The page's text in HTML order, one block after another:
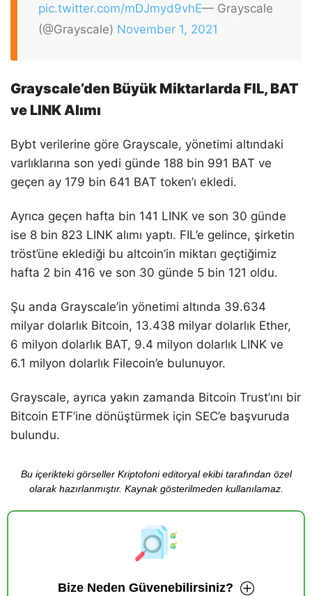
pic.twitter.com/mDJmyd9vhE— Grayscale
(@Grayscale) November 1, 2021
Grayscale’den Büyük Miktarlarda FIL, BAT
ve LINK Alımı
Bybt verilerine göre Grayscale, yönetimi altındaki
varlıklarına son yedi günde 188 bin 991 BAT ve
geçen ay 179 bin 641 BAT token’ı ekledi.
Ayrıca geçen hafta bin 141 LINK ve son 30 günde
ise 8 bin 823 LINK alımı yaptı. FIL’e gelince, şirketin
tröst’üne eklediği bu altcoin’in miktarı geçtiğimiz
hafta 2 bin 416 ve son 30 günde 5 bin 121 oldu.
Şu anda Grayscale’in yönetimi altında 39.634
milyar dolarlık Bitcoin, 13.438 milyar dolarlık Ether,
6 milyon dolarlık BAT, 9.4 milyon dolarlık LINK ve
6.1 milyon dolarlık Filecoin’e bulunuyor.
Grayscale, ayrıca yakın zamanda Bitcoin Trust’ını bir
Bitcoin ETF’ine dönüştürmek için SEC’e başvuruda
bulundu.
Bu içerikteki görseller Kriptofoni editoryal ekibi tarafından özel
olarak hazırlanmıştır. Kaynak gösterilmeden kullanılamaz.
Bize Neden Güvenebilirsiniz?